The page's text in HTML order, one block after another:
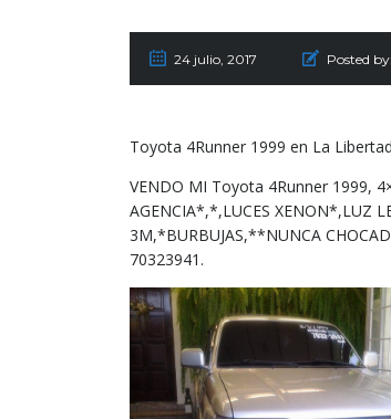
24 julio, 2017 Posted by:
Toyota 4Runner 1999 en La Libertad
VENDO MI Toyota 4Runner 1999,
AGENCIA*,*,LUCES XENON*,LUZ
3M,*BURBUJAS,**NUNCA
70323941.